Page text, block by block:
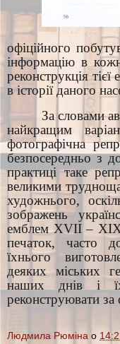
офіційного
інформацію в
реконструкція
в історії даного
За словами
найкращим
фотографічна
безпосередньо з
практиці таке
великими
художнього,
зображень
емблем XVІІ – ХІХ
печаток, часто
їхнього
деяких міських
наших днів і
реконструювати
Людмила Рюміна о